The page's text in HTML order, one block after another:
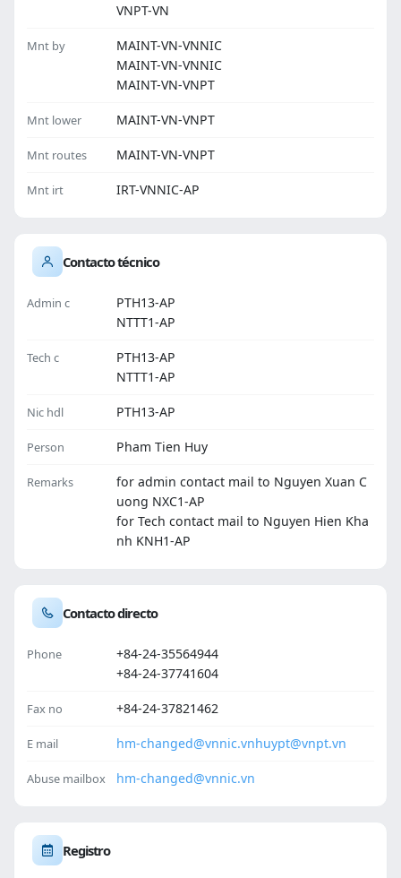
VNPT-VN
Mnt by
MAINT-VN-VNNIC
MAINT-VN-VNNIC
MAINT-VN-VNPT
Mnt lower MAINT-VN-VNPT
Mnt routes MAINT-VN-VNPT
Mnt irt IRT-VNNIC-AP
Contacto técnico
Admin c
PTH13-AP
NTTT1-AP
Tech c
PTH13-AP
NTTT1-AP
Nic hdl PTH13-AP
Person Pham Tien Huy
Remarks
for admin contact mail to Nguyen Xuan C
uong NXC1-AP
for Tech contact mail to Nguyen Hien Kha
nh KNH1-AP
Contacto directo
Phone
+84-24-35564944
+84-24-37741604
Fax no +84-24-37821462
E mail hm-changed@vnnic.vnhuypt@vnpt.vn
Abuse mailbox hm-changed@vnnic.vn
Registro